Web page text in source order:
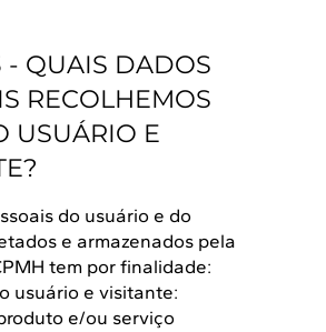
- QUAIS DADOS
RECOLHEMOS
USUÁRIO E
do usuário e do
e armazenados pela
tem por finalidade:
usuário e visitante:
e/ou serviço